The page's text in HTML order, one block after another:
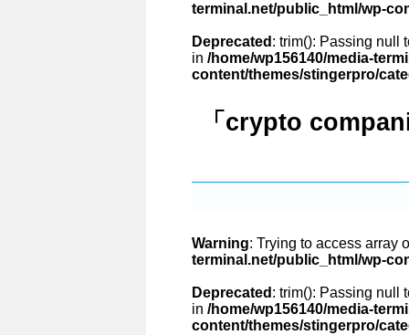
terminal.net/public_html/wp-
Deprecated : trim(): Passing null
in /home/wp156140/media-
content/themes/stingerpro/
「crypto
Warning: Trying to access array
terminal.net/public_html/wp-
Deprecated : trim(): Passing null
in /home/wp156140/media-
content/themes/stingerpro/